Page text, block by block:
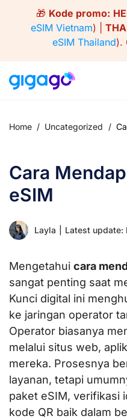
🎁 Kode promo:
eSIM Vietnam) |
eSIM Thailand).
Home / Uncategorized /
Cara
eSIM
Layla Latest update:
Mengetahui cara
sangat penting saat
Kunci digital ini
ke jaringan operator
Operator biasanya
melalui situs web,
mereka. Prosesnya
layanan, tetapi
paket eSIM, verifikasi
kode QR baik dalam